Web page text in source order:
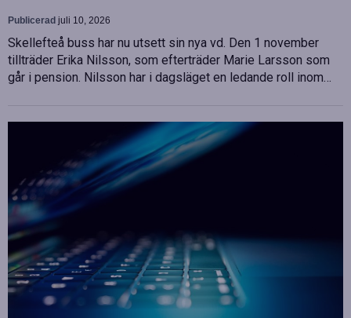
Publicerad juli 10, 2026
Skellefteå buss har nu utsett sin nya vd. Den 1 november
tillträder Erika Nilsson, som efterträder Marie Larsson som
går i pension. Nilsson har i dagsläget en ledande roll inom…